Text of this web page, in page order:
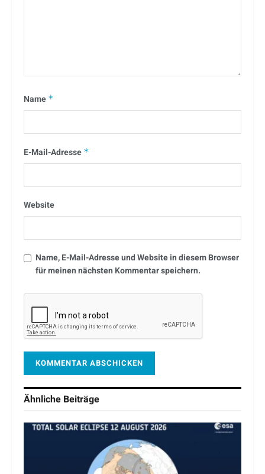
Name *
E-Mail-Adresse *
Website
Name, E-Mail-Adresse und Website in diesem Browser
für meinen nächsten Kommentar speichern.
Ähnliche Beiträge